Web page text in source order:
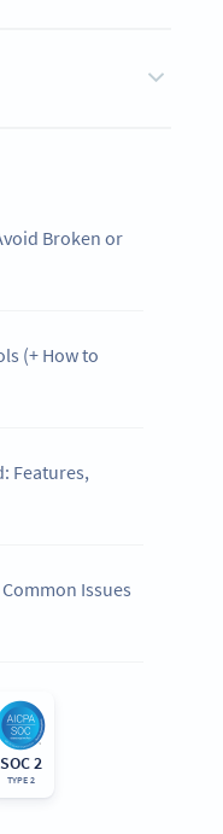
Broken or
(+ How to
Features,
Issues
SOC 2
TYPE 2